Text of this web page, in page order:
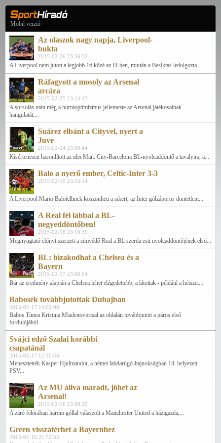
Mobil verzió
Az olaszok nagy napja, Liverpool-
bukta
2015-02-26 23:36:52
A Liverpool nem jutott a legjobb 16 közé az El-ben, miután a Besiktas ledolgozta...
Ráfagyott a mosoly az Arsenal
arcára
2015-02-25 23:14:43
A sorsolás után még a hurráoptimizmus jellemezte az Arsenal játékosainak
hangulatát,...
Suárez elbánt a Cityvel, nyert a
Juve
2015-02-24 23:09:44
Kísértetiesen hasonlított az idei Man. City-Barcelona BL-nyolcaddöntő a tavalyira, a...
Balo a nyerő ember, Celtic-Inter 3-3
2015-02-19 23:35:14
A Liverpool Mario Balotellinek köszönheti a sikert, az Inter gólzáporos döntetlent...
A Real fél lábbal a BL-
negyeddöntőben!
2015-02-18 23:19:30
Megnyugtató előnyt szerzett a címvédő Real a BL szerda esti nyolcaddöntőjének első...
BL: bizakodhat a Chelsea és a
Bayern
2015-02-17 23:06:54
Bár az eredmény alapján a Chelsea lehet elégedettebb, a látottak - például a hétszer...
Babosék továbbjutottak Dubajban
2015-02-17 14:02:08
Babos Tímea Kristina Mladenoviccsal az oldalán továbbjutott a páros első
fordulójából...
Svájci edző Szalai korábbi
csapatánál
2015-02-17 12:10:46
Menesztették Kasper Hjulmandot, a német labdarúgó-bajnokságban 14. helyezett
FSV...
Az MU állva maradt, jöhet az
Arsenal!
2015-02-16 23:09:29
A záró félórában három góllal válaszolt a Manchester United a házigazda,...
Green visszatérhet a Bayernhez
2015-02-16 21:52:53